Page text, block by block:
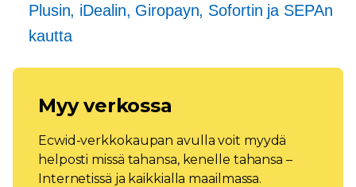
Plusin, iDealin, Giropayn, Sofortin ja SEPAn
kautta
Myy verkossa
Ecwid-verkkokaupan avulla voit myydä
helposti missä tahansa, kenelle tahansa –
Internetissä ja kaikkialla maailmassa.